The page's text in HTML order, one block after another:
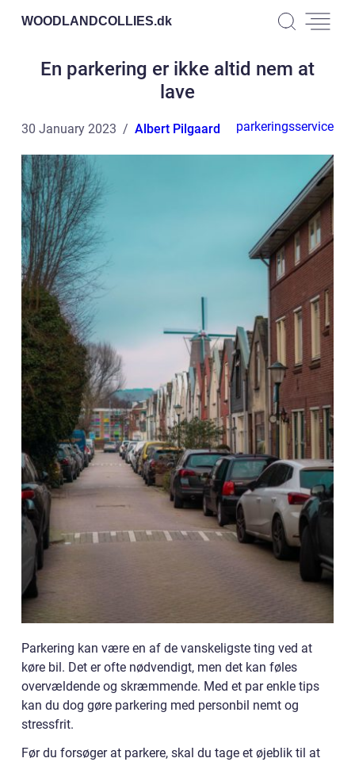
WOODLANDCOLLIES.dk
En parkering er ikke altid nem at
lave
30 January 2023 Albert Pilgaard parkeringsservice
Parkering kan være en af de vanskeligste ting ved at
køre bil. Det er ofte nødvendigt, men det kan føles
overvældende og skræmmende. Med et par enkle tips
kan du dog gøre parkering med personbil nemt og
stressfrit.
Før du forsøger at parkere, skal du tage et øjeblik til at